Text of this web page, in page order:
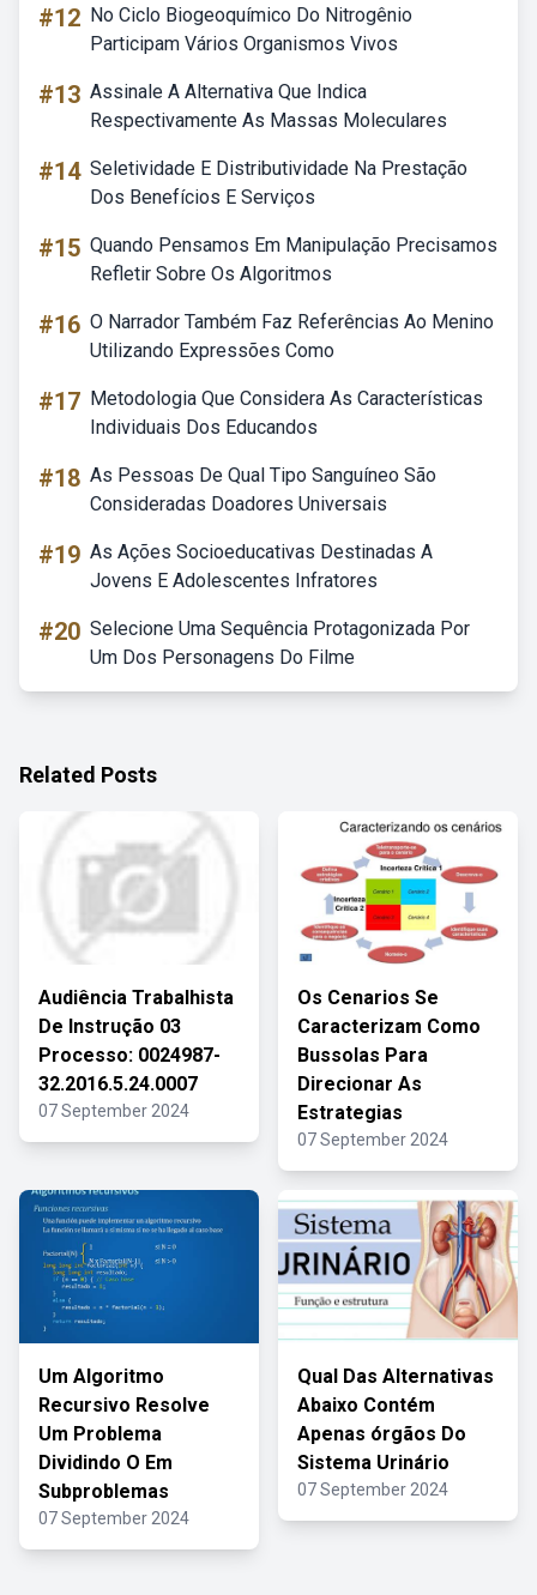
#12 No Ciclo Biogeoquímico Do Nitrogênio
Participam Vários Organismos Vivos
#13 Assinale A Alternativa Que Indica
Respectivamente As Massas Moleculares
#14 Seletividade E Distributividade Na Prestação
Dos Benefícios E Serviços
#15 Quando Pensamos Em Manipulação Precisamos
Refletir Sobre Os Algoritmos
#16 O Narrador Também Faz Referências Ao Menino
Utilizando Expressões Como
#17 Metodologia Que Considera As Características
Individuais Dos Educandos
#18 As Pessoas De Qual Tipo Sanguíneo São
Consideradas Doadores Universais
#19 As Ações Socioeducativas Destinadas A
Jovens E Adolescentes Infratores
#20 Selecione Uma Sequência Protagonizada Por
Um Dos Personagens Do Filme
Related Posts
Audiência Trabalhista
De Instrução 03
Processo: 0024987-
32.2016.5.24.0007
07 September 2024
Os Cenarios Se
Caracterizam Como
Bussolas Para
Direcionar As
Estrategias
07 September 2024
Um Algoritmo
Recursivo Resolve
Um Problema
Dividindo O Em
Subproblemas
07 September 2024
Qual Das Alternativas
Abaixo Contém
Apenas órgãos Do
Sistema Urinário
07 September 2024